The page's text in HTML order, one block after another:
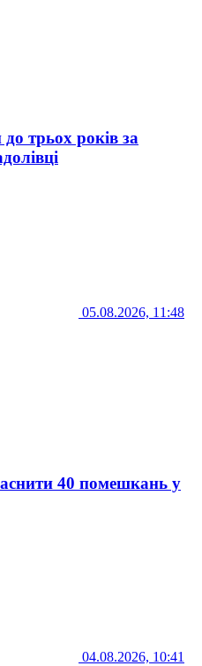
трьох років за
05.08.2026, 11:48
40 помешкань у
04.08.2026, 10:41